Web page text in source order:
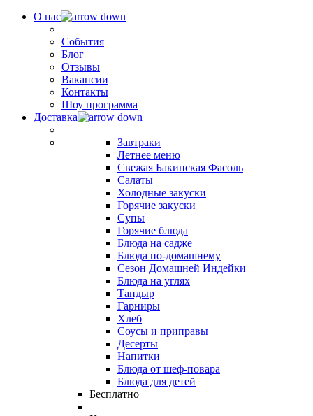
О нас
События
Блог
Отзывы
Вакансии
Контакты
Шоу программа
Доставка
Завтраки
Летнее меню
Свежая Бакинская Фасоль
Салаты
Холодные закуски
Горячие закуски
Супы
Горячие блюда
Блюда на садже
Блюда по-домашнему
Сезон Домашней Индейки
Блюда на углях
Тандыр
Гарниры
Хлеб
Соусы и приправы
Десерты
Напитки
Блюда от шеф-повара
Блюда для детей
Бесплатно